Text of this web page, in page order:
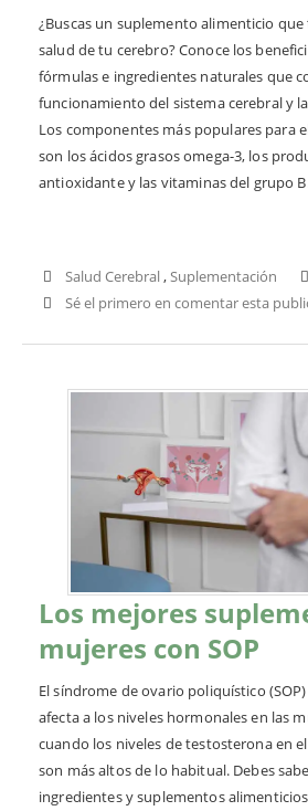
¿Buscas un suplemento alimenticio
salud de tu cerebro? Conoce los
fórmulas e ingredientes naturales que
funcionamiento del sistema cerebral y
Los componentes más populares para
son los ácidos grasos omega-3, los
antioxidante y las vitaminas del grupo
Salud Cerebral,Suplementación
Sé el primero en comentar esta
Los mejores
mujeres con SOP
El síndrome de ovario poliquístico
afecta a los niveles hormonales en las
cuando los niveles de testosterona en
son más altos de lo habitual. Debes
ingredientes y suplementos